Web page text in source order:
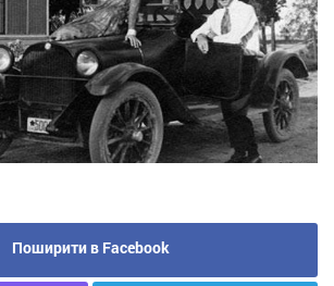
Поширити в Facebook